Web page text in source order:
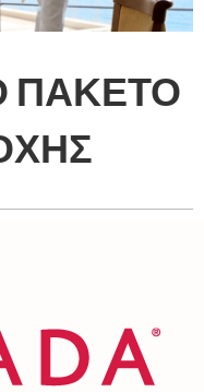
ΠΑΚΕΤΟ